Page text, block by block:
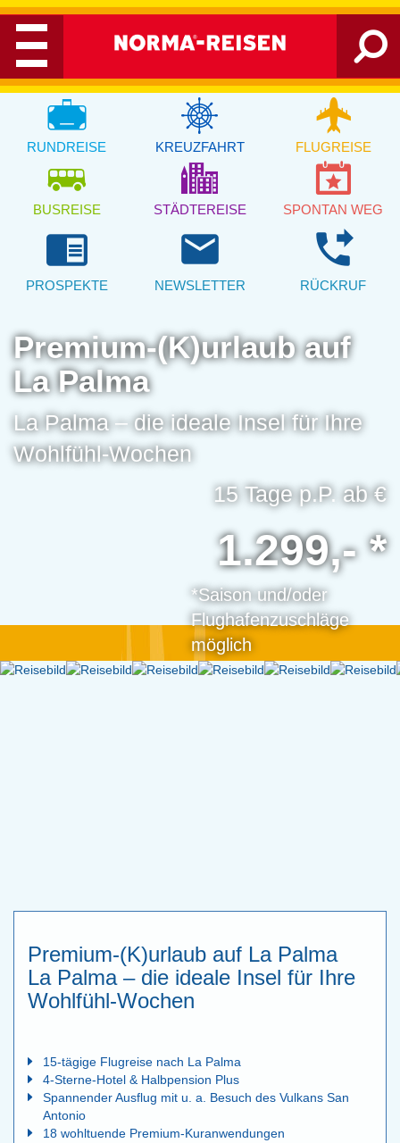
RUNDREISE KREUZFAHRT FLUGREISE
BUSREISE STÄDTEREISE SPONTAN WEG
chrome_reader_mode
PROSPEKTE
email
NEWSLETTER
phone_forwarded
RÜCKRUF
Premium-(K)urlaub auf
La Palma
La Palma – die ideale Insel für Ihre
Wohlfühl-Wochen
15 Tage p.P. ab €
1.299,- *
*Saison und/oder
Flughafenzuschläge
möglich
Premium-(K)urlaub auf La Palma
La Palma – die ideale Insel für Ihre
Wohlfühl-Wochen
15-tägige Flugreise nach La Palma
4-Sterne-Hotel & Halbpension Plus
Spannender Ausflug mit u. a. Besuch des Vulkans San
Antonio
18 wohltuende Premium-Kuranwendungen